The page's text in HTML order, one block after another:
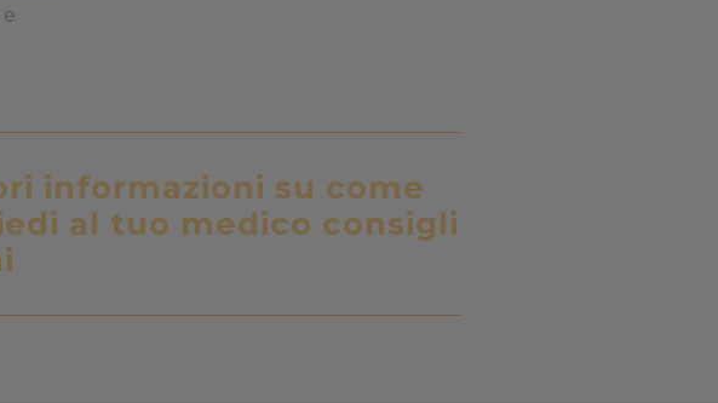
informazioni su come
al tuo medico consigli